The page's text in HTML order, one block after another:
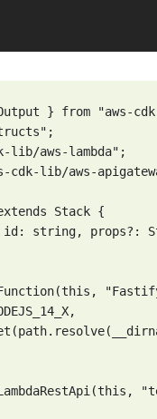
} from "aws-
lib/aws-lambda";
cdk-lib/aws-
Stack {
string, props?: